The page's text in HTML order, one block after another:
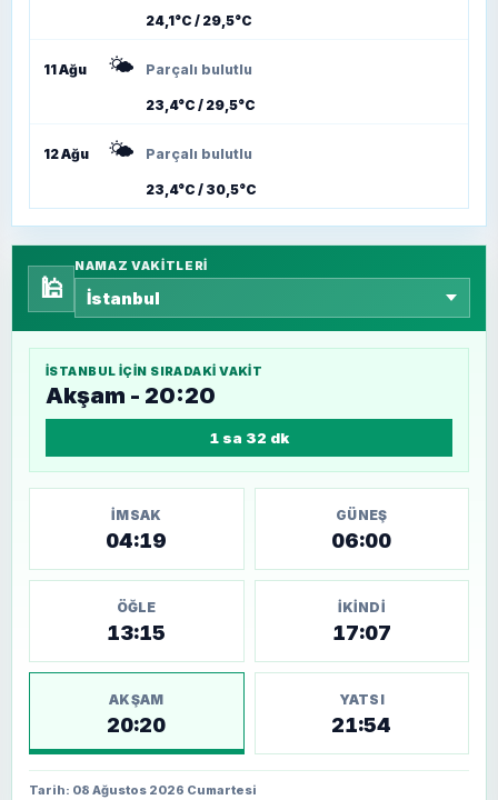
24,1°C / 29,5°C
11 Ağu 🌤️ Parçalı bulutlu
23,4°C / 29,5°C
12 Ağu 🌤️ Parçalı bulutlu
23,4°C / 30,5°C
🕌
NAMAZ VAKITLERI
İSTANBUL IÇIN SIRADAKI VAKIT
Akşam - 20:20
1 sa 32 dk
İMSAK
04:19
GÜNEŞ
06:00
ÖĞLE
13:15
İKINDI
17:07
AKŞAM
20:20
YATSI
21:54
Tarih: 08 Ağustos 2026 Cumartesi